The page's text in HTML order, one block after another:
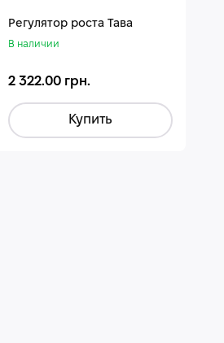
Регулятор роста Тава
В наличии
2 322.00 грн.
Купить